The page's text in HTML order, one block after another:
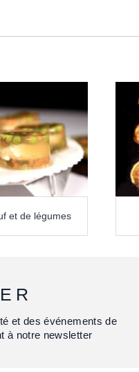
et de légumes
et des événements de
à notre newsletter